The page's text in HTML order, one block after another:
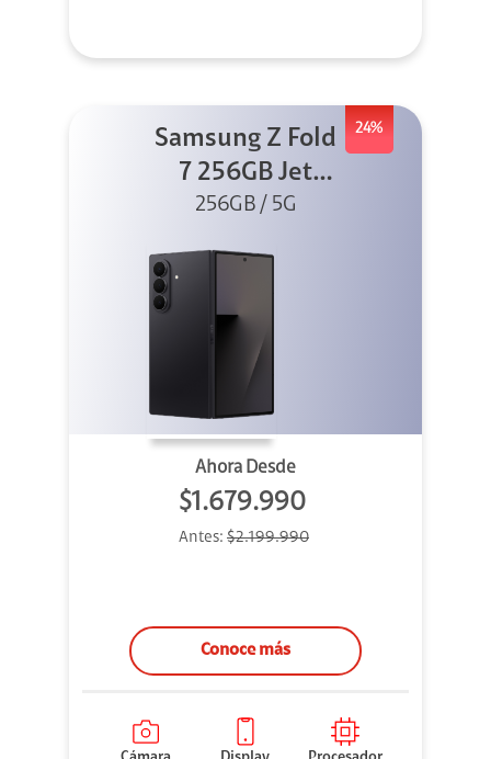
24%
Samsung Z Fold
7 256GB Jet
Black
256GB / 5G
Ahora Desde
$1.679.990
Antes: $2.199.990
Conoce más